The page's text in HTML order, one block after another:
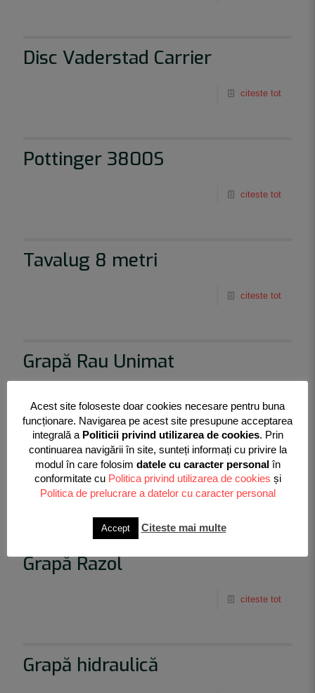
Disc Vaderstad Carrier
citeste tot
Pottinger 3800S
citeste tot
Tavalug 8 metri
citeste tot
Grapă Rau Unimat
Grapă Razol
citeste tot
Grapă Razol
citeste tot
Grapă hidraulică
Acest site foloseste doar cookies necesare pentru buna
funcționare. Navigarea pe acest site presupune acceptarea
integrală a Politicii privind utilizarea de cookies. Prin
continuarea navigării în site, sunteți informați cu privire la
modul în care folosim datele cu caracter personalîn
conformitate cu Politica privind utilizarea de cookies și
Politica de prelucrare a datelor cu caracter personal
Accept Citeste mai multe